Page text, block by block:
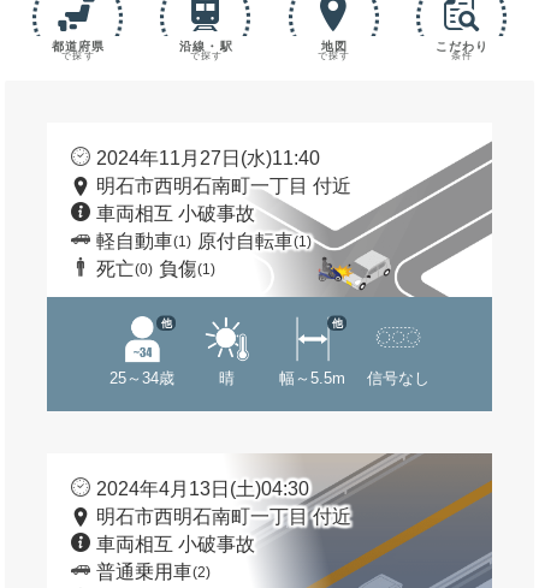
都道府県
で探す
沿線・駅
で探す
地図
で探す
こだわり
条件
2024年11月27日(水)11:40
明石市西明石南町一丁目 付近
車両相互 小破事故
軽自動車(1) 原付自転車(1)
死亡(0) 負傷(1)
25～34歳
他
晴 幅～5.5m
他
信号なし
2024年4月13日(土)04:30
明石市西明石南町一丁目 付近
車両相互 小破事故
普通乗用車(2)